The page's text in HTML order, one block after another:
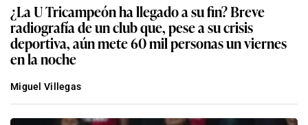
¿La U Tricampeón ha llegado a su fin? Breve
radiografía de un club que, pese a su crisis
deportiva, aún mete 60 mil personas un viernes
en la noche
Miguel Villegas